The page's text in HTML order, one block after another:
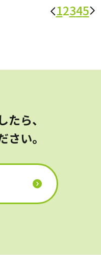
12345
ら、
い。